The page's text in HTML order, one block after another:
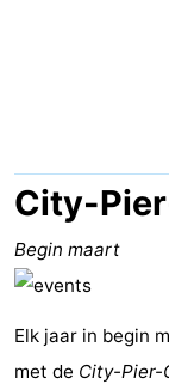
Duinrell
-
Kijkduin
Last
minutes
Strand
Zien
City-
Begin maart
Elk jaar in begin
met de City-Pier-